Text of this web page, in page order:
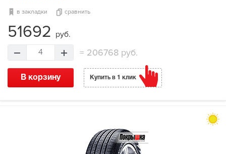
в закладки сравнить
51692 руб.
4 = 206768 руб.
В корзину Купить в 1 клик